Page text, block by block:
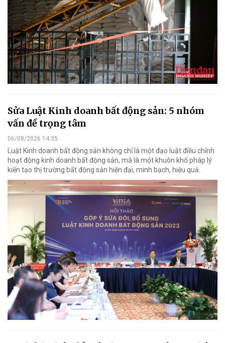
Sửa Luật Kinh doanh bất động sản: 5 nhóm
vấn đề trọng tâm
06/08/2026 14:35
Luật Kinh doanh bất động sản không chỉ là một đạo luật điều chỉnh
hoạt động kinh doanh bất động sản, mà là một khuôn khổ pháp lý
kiến tạo thị trường bất động sản hiện đại, minh bạch, hiệu quả.